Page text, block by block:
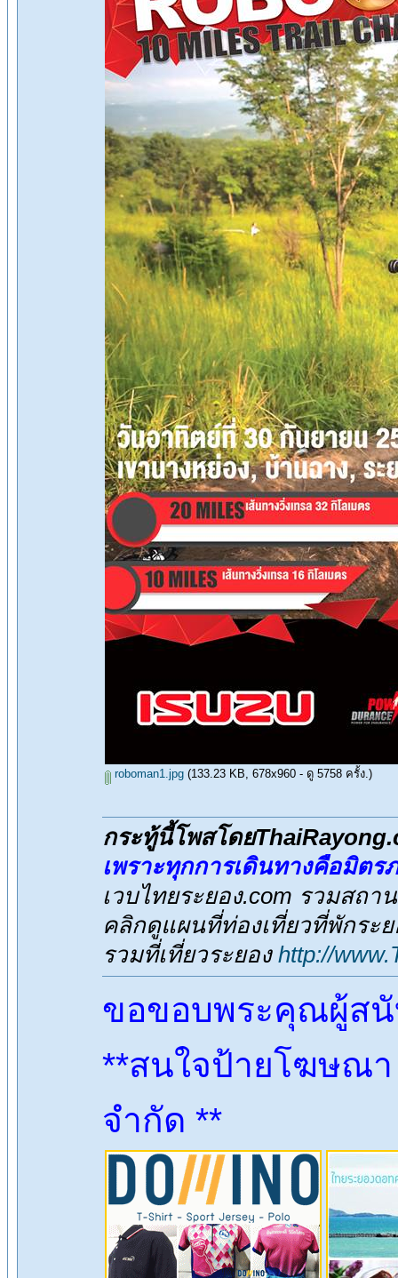
roboman1.jpg (133.23 KB, 678x960 - ดู 5758 ครั้ง.)
กระทู้นี้โพสโดย
เพราะทุกการเดินทางคือมิตร
เวบไทยระยอง.com รวมสถ
คลิกดูแผนที่ท่องเที่ยวที่พักระ
รวมที่เที่ยวระยอง http://
ขอขอบพระคุณผู้สนั
**สนใจป้ายโฆษณ
จำกัด **